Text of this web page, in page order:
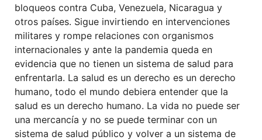
bloqueos contra Cuba, Venezuela, Nicaragua y
otros países. Sigue invirtiendo en intervenciones
militares y rompe relaciones con organismos
internacionales y ante la pandemia queda en
evidencia que no tienen un sistema de salud para
enfrentarla. La salud es un derecho es un derecho
humano, todo el mundo debiera entender que la
salud es un derecho humano. La vida no puede ser
una mercancía y no se puede terminar con un
sistema de salud público y volver a un sistema de